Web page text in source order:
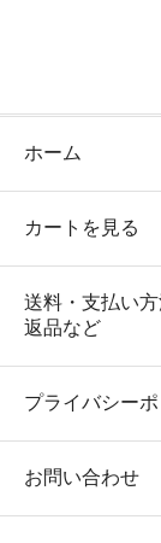
ホーム
カートを見る
送料・支払い
返品など
プライバシー
お問い合わせ